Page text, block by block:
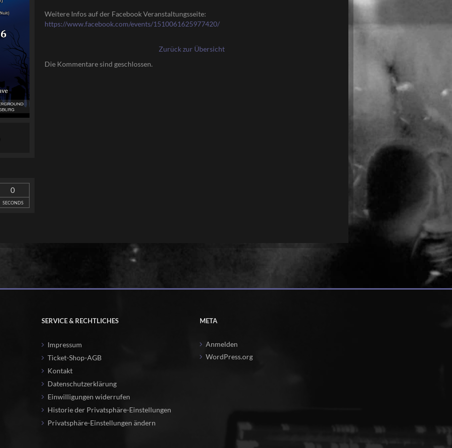
0
SECONDS
Weitere Infos auf der Facebook Veranstaltungsseite:
https://www.facebook.com/events/1510061625977420/
Zurück zur Übersicht
Die Kommentare sind geschlossen.
SERVICE & RECHTLICHES
Impressum
Ticket-Shop-AGB
Kontakt
Datenschutzerklärung
Einwilligungen widerrufen
Historie der Privatsphäre-Einstellungen
Privatsphäre-Einstellungen ändern
META
Anmelden
WordPress.org